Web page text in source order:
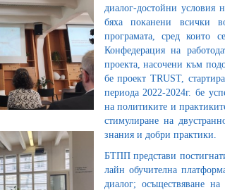
диалог-достойни
бяха поканени всички
програмата, сред които
Конфедерация на
проекта, насочени към
бе проект TRUST,
периода 2022-2024г. бе
на политиките и
стимулиране на
знания и добри практики.
БТПП представи
лайн обучителна
диалог; осъществяване